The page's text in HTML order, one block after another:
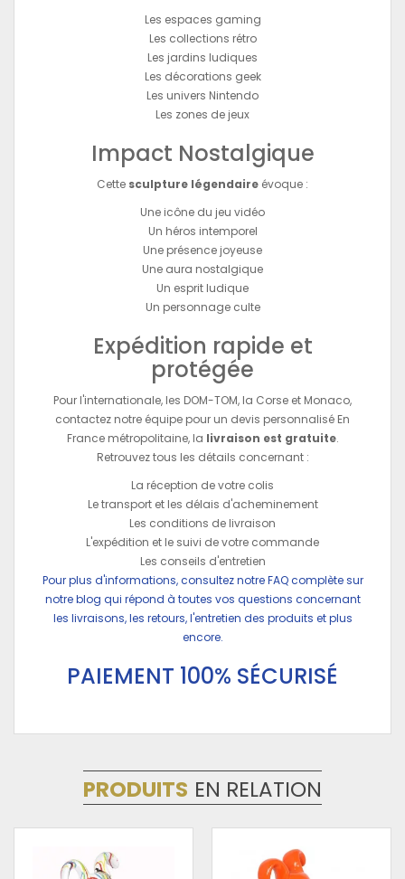
Les espaces gaming
Les collections rétro
Les jardins ludiques
Les décorations geek
Les univers Nintendo
Les zones de jeux
Impact Nostalgique
Cette sculpture légendaire évoque :
Une icône du jeu vidéo
Un héros intemporel
Une présence joyeuse
Une aura nostalgique
Un esprit ludique
Un personnage culte
Expédition rapide et
protégée
Pour l'internationale, les DOM-TOM, la Corse et Monaco,
contactez notre équipe pour un devis personnalisé En
France métropolitaine, la livraison est gratuite.
Retrouvez tous les détails concernant :
La réception de votre colis
Le transport et les délais d'acheminement
Les conditions de livraison
L'expédition et le suivi de votre commande
Les conseils d'entretien
Pour plus d'informations, consultez notre FAQ complète sur
notre blog qui répond à toutes vos questions concernant
les livraisons, les retours, l'entretien des produits et plus
encore.
PAIEMENT 100% SÉCURISÉ
PRODUITS EN RELATION